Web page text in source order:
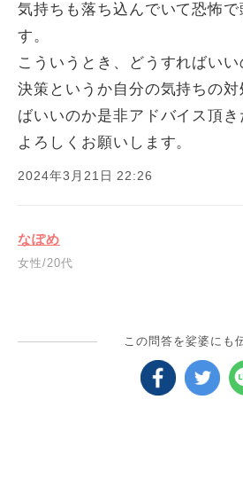
気持ちも落ち込んでいて恐怖
す。
こういうとき、どうすればい
決策というか自分の気持ちの
ばいいのか是非アドバイス頂き
よろしくお願いします。
2024年3月21日 22:26
なぽめ
女性/20代
この問答を娑婆にも